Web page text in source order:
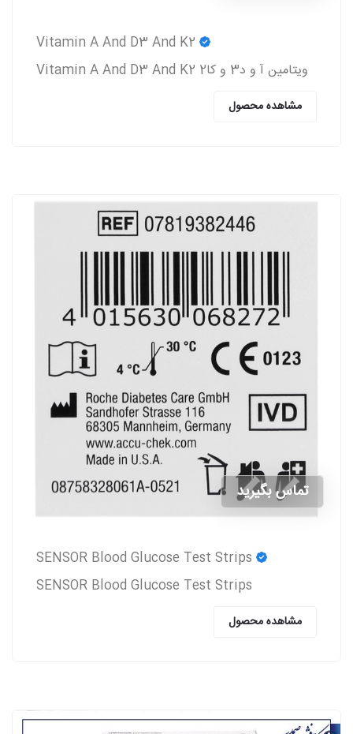
ویتامین آ و د3 و کا2 Vitamin A And D3 And K2
مشاهده محصول
تماس بگیرید
SENSOR Blood Glucose Test Strips
مشاهده محصول